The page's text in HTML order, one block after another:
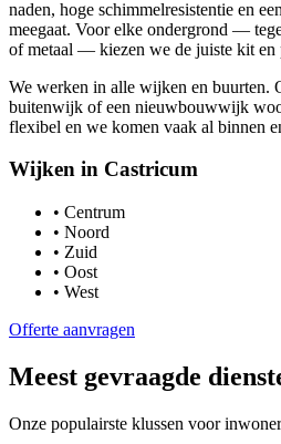
naden, hoge schimmelresistentie en
meegaat. Voor elke ondergrond —
of metaal — kiezen we de juiste kit en
We werken in alle wijken en buurten.
buitenwijk of een nieuwbouwwijk
flexibel en we komen vaak al binnen
Wijken in Castricum
• Centrum
• Noord
• Zuid
• Oost
• West
Offerte aanvragen
Meest gevraagde
Onze populairste klussen voor